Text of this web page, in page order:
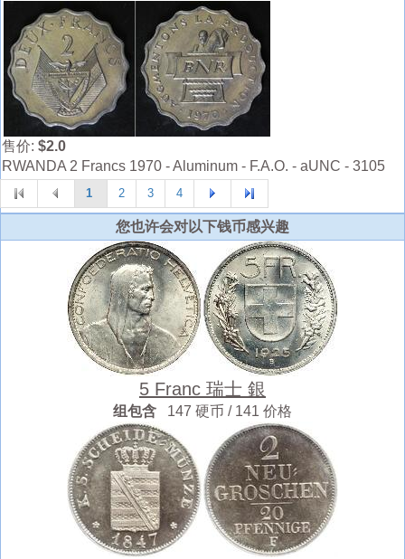
售价: $2.0
RWANDA 2 Francs 1970 - Aluminum - F.A.O. - aUNC - 3105
1 2 3 4
您也许会对以下钱币感兴趣
5 Franc 瑞士 銀
组包含 147 硬币 / 141 价格